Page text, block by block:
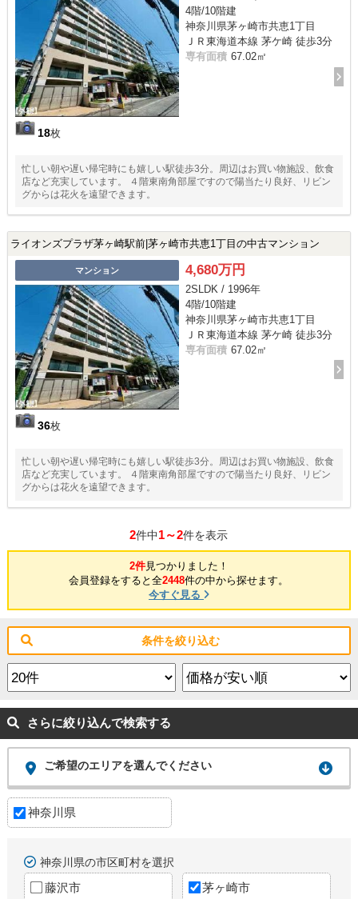
18枚
4階/10階建
神奈川県茅ヶ崎市共恵1丁目
ＪＲ東海道本線 茅ケ崎 徒歩3分
専有面積 67.02㎡
忙しい朝や遅い帰宅時にも嬉しい駅徒歩3分。周辺はお買い物施設、飲食
店など充実しています。 ４階東南角部屋ですので陽当たり良好、リビン
グからは花火を遠望できます。
ライオンズプラザ茅ヶ崎駅前|茅ヶ崎市共恵1丁目の中古マンション
マンション
36枚
4,680万円
2SLDK / 1996年
4階/10階建
神奈川県茅ヶ崎市共恵1丁目
ＪＲ東海道本線 茅ケ崎 徒歩3分
専有面積 67.02㎡
忙しい朝や遅い帰宅時にも嬉しい駅徒歩3分。周辺はお買い物施設、飲食
店など充実しています。 ４階東南角部屋ですので陽当たり良好、リビン
グからは花火を遠望できます。
2件中1～2件を表示
2件見つかりました！
会員登録をすると全2448件の中から探せます。
今すぐ見る
条件を絞り込む
さらに絞り込んで検索する
ご希望のエリアを選んでください
神奈川県
神奈川県の市区町村を選択
藤沢市 茅ヶ崎市